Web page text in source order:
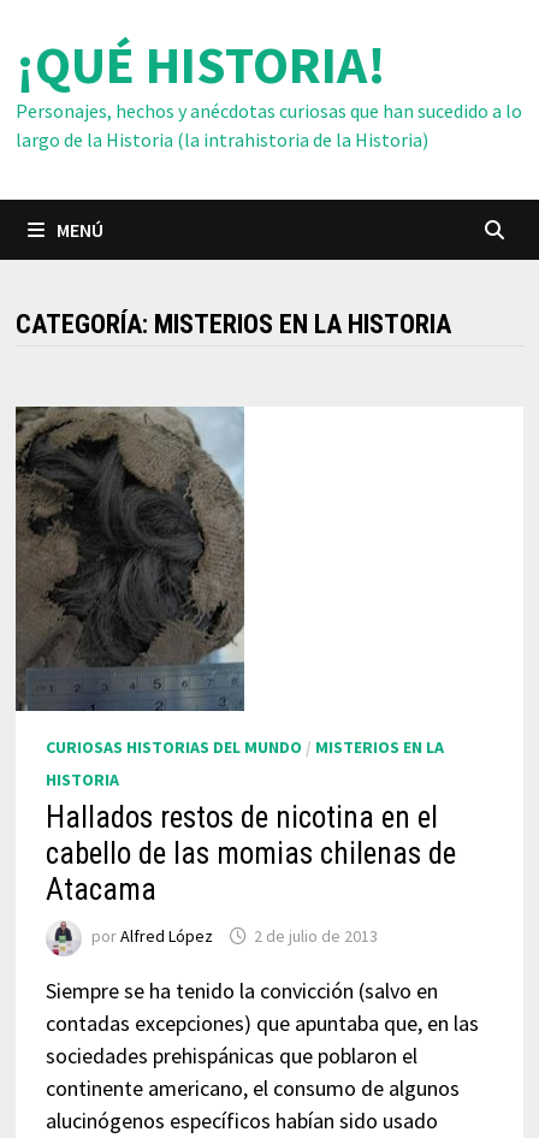
contenido
¡QUÉ HISTORIA!
Personajes, hechos y anécdotas curiosas que han sucedido a lo
largo de la Historia (la intrahistoria de la Historia)
MENÚ
CATEGORÍA: MISTERIOS EN LA HISTORIA
CURIOSAS HISTORIAS DEL MUNDO / MISTERIOS EN LA
HISTORIA
Hallados restos de nicotina en el
cabello de las momias chilenas de
Atacama
porAlfred López 2 de julio de 2013
Siempre se ha tenido la convicción (salvo en
contadas excepciones) que apuntaba que, en las
sociedades prehispánicas que poblaron el
continente americano, el consumo de algunos
alucinógenos específicos habían sido usado